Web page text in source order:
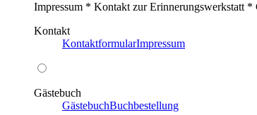
Impressum * Kontakt zur Erinnerungswerkstatt *
Kontakt
KontaktformularImpressum
Gästebuch
GästebuchBuchbestellung